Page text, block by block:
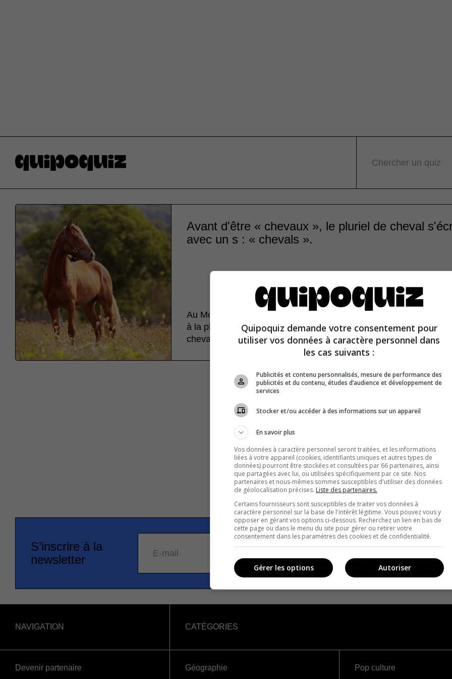
Chercher un quiz
Avant d'être « chevaux », le pluriel de cheval
avec un s : « chevals ».
Au Moyen Âge, le x était une abréviation que les moines copistes
à la place des lettres u et s. Le pluriel « des chevaus » s'écrivait
chevax ».
S’inscrire à la
newsletter
E-mail
NAVIGATION
Devenir partenaire
CATÉGORIES
Géographie
Pop culture
Quipoquiz demande votre consentement pour
utiliser vos données à caractère personnel dans
les cas suivants :
Publicités et contenu personnalisés, mesure de performance des
publicités et du contenu, études d’audience et développement de
services
Stocker et/ou accéder à des informations sur un appareil
En savoir plus
Vos données à caractère personnel seront traitées, et les informations
liées à votre appareil (cookies, identifiants uniques et autres types de
données) pourront être stockées et consultées par 66 partenaires, ainsi
que partagées avec lui, ou utilisées spécifiquement par ce site. Nos
partenaires et nous-mêmes sommes susceptibles d'utiliser des données
de géolocalisation précises. Liste des partenaires.
Certains fournisseurs sont susceptibles de traiter vos données à
caractère personnel sur la base de l'intérêt légitime. Vous pouvez vous y
opposer en gérant vos options ci-dessous. Recherchez un lien en bas de
cette page ou dans le menu du site pour gérer ou retirer votre
consentement dans les paramètres des cookies et de confidentialité.
Autoriser
Gérer les options